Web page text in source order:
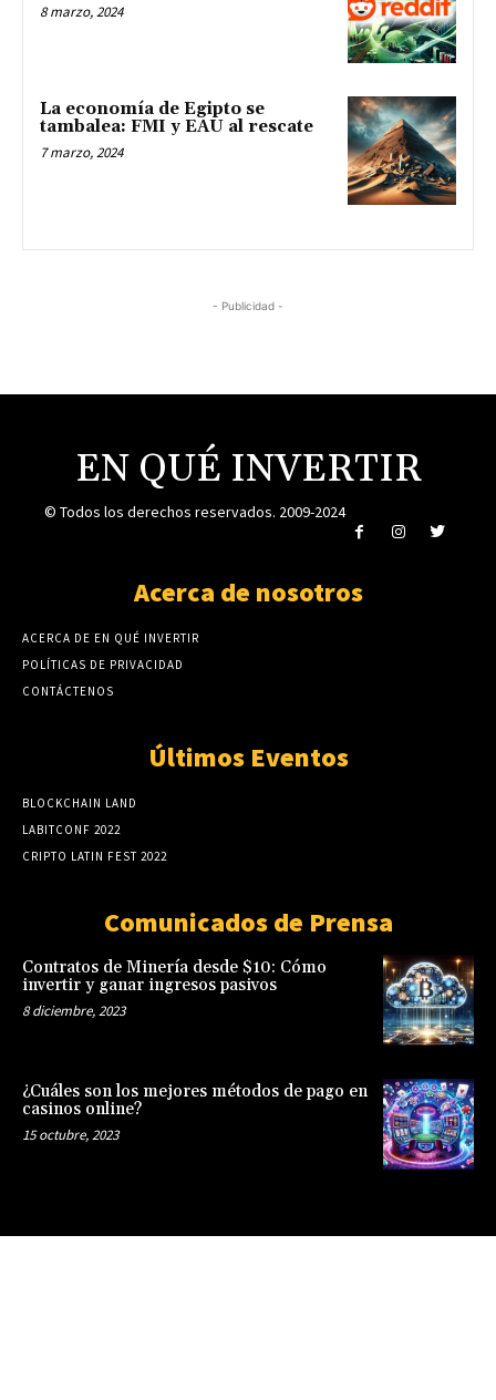
8 marzo, 2024
La economía de Egipto se
tambalea: FMI y EAU al rescate
7 marzo, 2024
- Publicidad -
EN QUÉ INVERTIR
© Todos los derechos reservados. 2009-2024
Acerca de nosotros
ACERCA DE EN QUÉ INVERTIR
POLÍTICAS DE PRIVACIDAD
CONTÁCTENOS
Últimos Eventos
BLOCKCHAIN LAND
LABITCONF 2022
CRIPTO LATIN FEST 2022
Comunicados de Prensa
Contratos de Minería desde $10: Cómo
invertir y ganar ingresos pasivos
8 diciembre, 2023
¿Cuáles son los mejores métodos de pago en
casinos online?
15 octubre, 2023